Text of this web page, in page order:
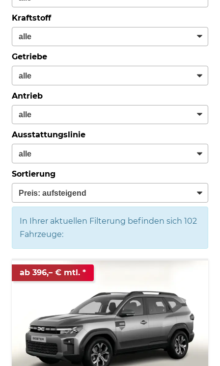
Kraftstoff
Getriebe
Antrieb
Ausstattungslinie
Sortierung
In Ihrer aktuellen Filterung befinden sich 102
Fahrzeuge:
ab 396,– € mtl.